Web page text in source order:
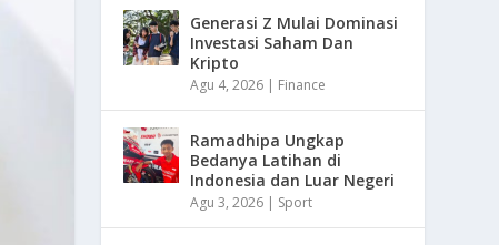
Generasi Z Mulai Dominasi
Investasi Saham Dan
Kripto
Agu 4, 2026 | Finance
Ramadhipa Ungkap
Bedanya Latihan di
Indonesia dan Luar Negeri
Agu 3, 2026 | Sport